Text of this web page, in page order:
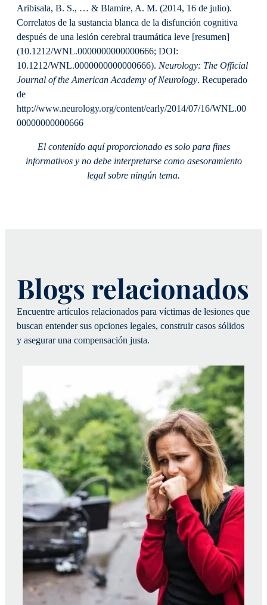
Aribisala, B. S., … & Blamire, A. M. (2014, 16 de julio).
Correlatos de la sustancia blanca de la disfunción cognitiva
después de una lesión cerebral traumática leve [resumen]
(10.1212/WNL.0000000000000666; DOI:
10.1212/WNL.0000000000000666). Neurology: The Official
Journal of the American Academy of Neurology. Recuperado
de
http://www.neurology.org/content/early/2014/07/16/WNL.00
00000000000666
El contenido aquí proporcionado es solo para fines
informativos y no debe interpretarse como asesoramiento
legal sobre ningún tema.
Blogs relacionados
Encuentre artículos relacionados para víctimas de lesiones que
buscan entender sus opciones legales, construir casos sólidos
y asegurar una compensación justa.